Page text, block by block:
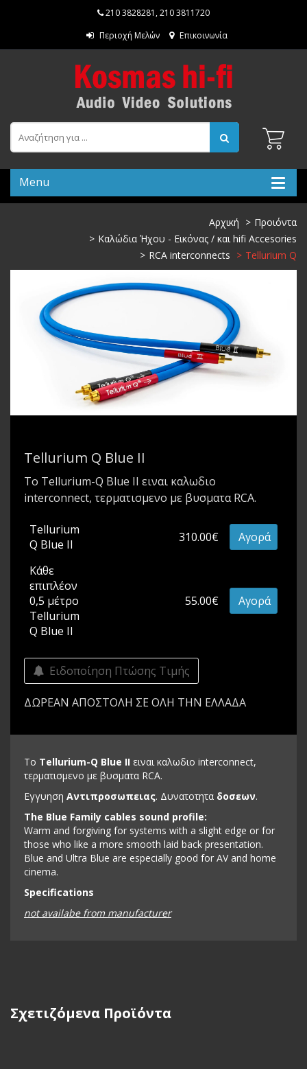
210 3828281 ,210 3811720
Περιοχή Μελών
Επικοινωνία
Menu
Αρχική
Προιόντα
Καλώδια Ήχου - Εικόνας / και hifi Accesories
RCA interconnects
Tellurium Q
Tellurium Q Blue II
Το Tellurium-Q Blue II ειναι καλωδιο
interconnect, τερματισμενο με βυσματα RCA.
Tellurium
Q Blue II
310.00€ Αγορά
Κάθε
επιπλέον
0,5 μέτρο
Tellurium
Q Blue II
55.00€ Αγορά
Ειδοποίηση Πτώσης Τιμής
ΔΩΡΕΑΝ ΑΠΟΣΤΟΛΗ ΣΕ ΟΛΗ ΤΗΝ ΕΛΛΑΔΑ
Το Tellurium-Q Blue II ειναι καλωδιο interconnect,
τερματισμενο με βυσματα RCA.
Εγγυηση Αντιπροσωπειας. Δυνατοτητα δοσεων.
The Blue Family cables sound profile:
Warm and forgiving for systems with a slight edge or for
those who like a more smooth laid back presentation.
Blue and Ultra Blue are especially good for AV and home
cinema.
Specifications
not availabe from manufacturer
Σχετιζόμενα Προϊόντα